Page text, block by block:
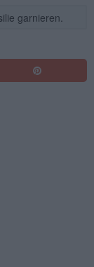
garnieren.